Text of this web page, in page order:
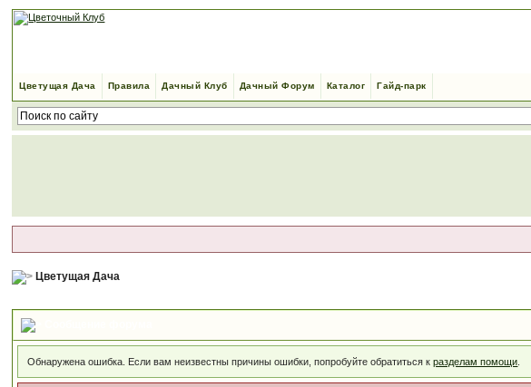
Цветущая Дача Правила Дачный Клуб Дачный Форум Каталог Гайд-парк
Цветущая Дача
Обнаружена ошибка. Если вам неизвестны причины ошибки, попробуйте обратиться кразделам помощи